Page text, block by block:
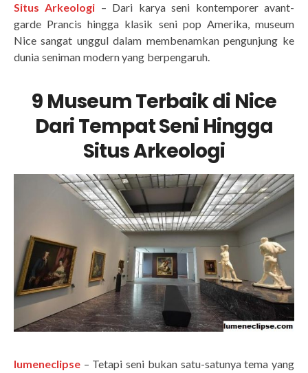
Situs Arkeologi – Dari karya seni kontemporer avant-
garde Prancis hingga klasik seni pop Amerika, museum
Nice sangat unggul dalam membenamkan pengunjung ke
dunia seniman modern yang berpengaruh.
9 Museum Terbaik di Nice
Dari Tempat Seni Hingga
Situs Arkeologi
lumeneclipse – Tetapi seni bukan satu-satunya tema yang